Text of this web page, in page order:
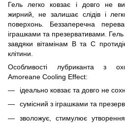
Гель легко ковзає і довго не
жирний, не залишає слідів і
поверхонь. Беззаперечна
іграшками та презервативами.
завдяки вітамінам В та С
клітини.
Особливості лубриканта з
Amoreane Cooling Effect:
ідеально ковзає та довго не
сумісний з іграшками та
зволожує, стимулює